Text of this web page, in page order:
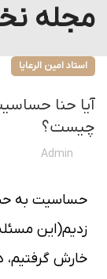
مجله
استاد امین الرعایا
آيا حنا
چيست؟
Admin
حساسيت به
زديم(اين
خارش گرفتيم،